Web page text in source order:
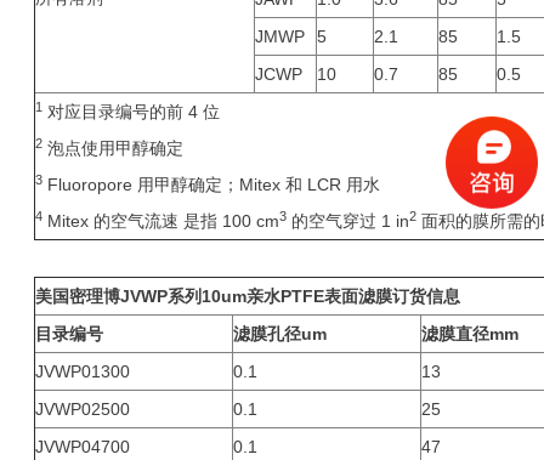
JMWP
5 2.1 85
1.5
JCWP
10 0.7 85 0.5
1对应目录编号的前 4 位
2泡点使用甲醇确定
3Fluoropore 用甲醇确定；Mitex 和 LCR 用水
4Mitex 的空气流速 是指 100 cm3的空气穿过 1 in2面积的膜所需的
美国密理博JVWP系列10um亲水PTFE表面滤膜订货信息
目录编号
滤膜孔径um
滤膜直径mm
JVWP01300
0.1
13
JVWP02500
0.1
25
JVWP04700
0.1
47